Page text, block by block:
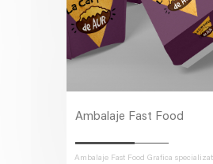
Ambalaje Fast Food
Ambalaje Fast Food Grafica